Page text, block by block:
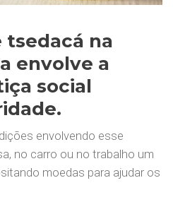
tsedacá na
envolve a
social
envolvendo esse
no carro ou no trabalho um
moedas para ajudar os